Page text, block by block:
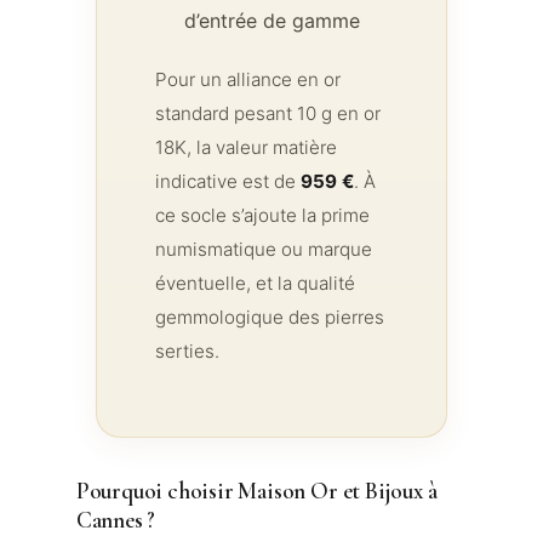
d’entrée de gamme
Pour un alliance en or
standard pesant 10 g en or
18K, la valeur matière
indicative est de 959 €. À
ce socle s’ajoute la prime
numismatique ou marque
éventuelle, et la qualité
gemmologique des pierres
serties.
Pourquoi choisir Maison Or et Bijoux à
Cannes ?